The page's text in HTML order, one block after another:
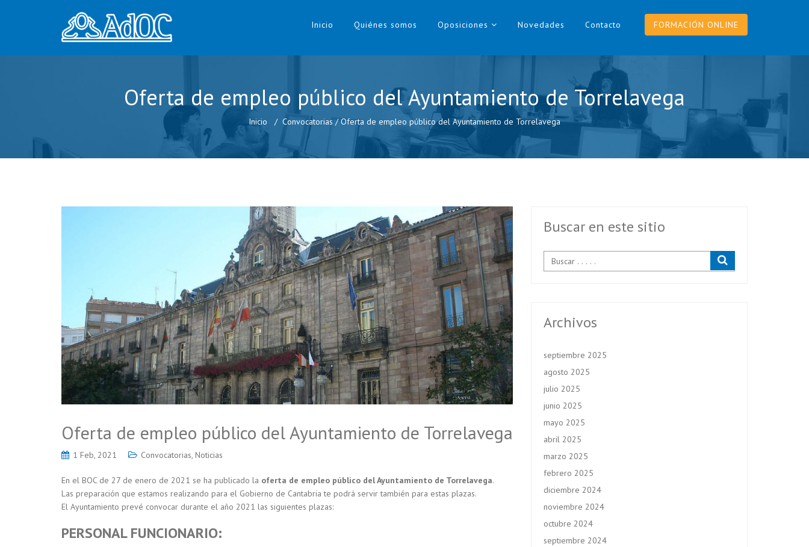
Inicio Quiénes somos Oposiciones Novedades Contacto FORMACIÓN ONLINE
Oferta de empleo público del Ayuntamiento de Torrelavega
Inicio Convocatorias /Oferta de empleo público del Ayuntamiento de Torrelavega
Oferta de empleo público del Ayuntamiento de Torrelavega
1 Feb, 2021 Convocatorias, Noticias
En el BOC de 27 de enero de 2021 se ha publicado la oferta de empleo público del Ayuntamiento de Torrelavega.
Las preparación que estamos realizando para el Gobierno de Cantabria te podrá servir también para estas plazas.
El Ayuntamiento prevé convocar durante el año 2021 las siguientes plazas:
PERSONAL FUNCIONARIO:
Buscar en este sitio
Archivos
septiembre 2025
agosto 2025
julio 2025
junio 2025
mayo 2025
abril 2025
marzo 2025
febrero 2025
diciembre 2024
noviembre 2024
octubre 2024
septiembre 2024